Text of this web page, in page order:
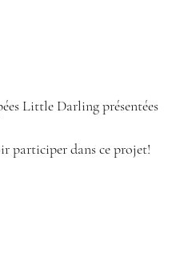
Little Darling présentées
participer dans ce projet!